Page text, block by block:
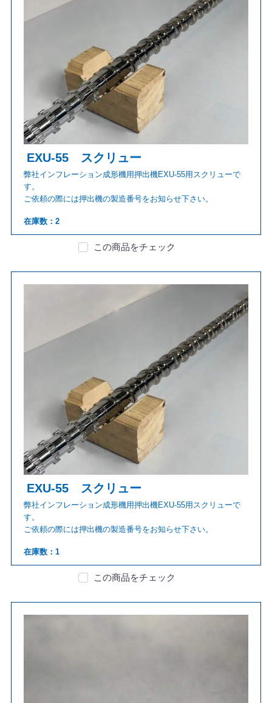
EXU-55 スクリュー
弊社インフレーション成形機用押出機EXU-55用スクリューで
す。
ご依頼の際には押出機の製造番号をお知らせ下さい。
在庫数：2
この商品をチェック
EXU-55 スクリュー
弊社インフレーション成形機用押出機EXU-55用スクリューで
す。
ご依頼の際には押出機の製造番号をお知らせ下さい。
在庫数：1
この商品をチェック